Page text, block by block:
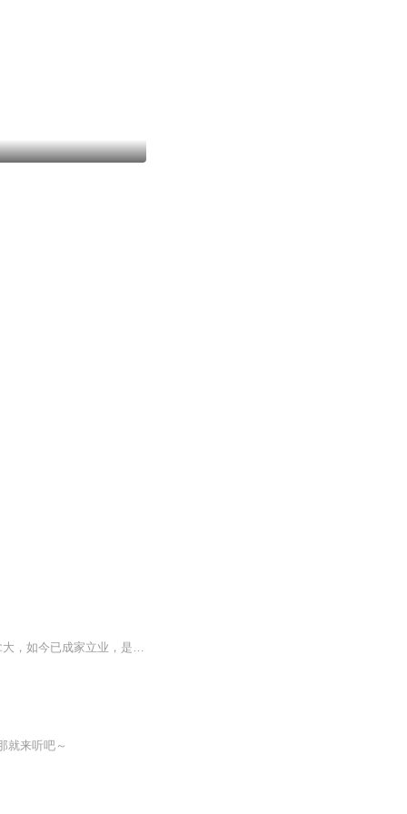
八十年代初，一个出生在中国北方的普通女孩，童年成长的点点滴滴，她6岁随父母移民加拿大，如今已成家立业，是一个孝敬父母的女儿、一双儿女称职的母亲，也是一名出色的职场精英-金融公司副总裁。日记也折射出那个没有尿不湿、百姓没有电话没有相机的年代，两地分居的父母如何带娃。
就来听吧～